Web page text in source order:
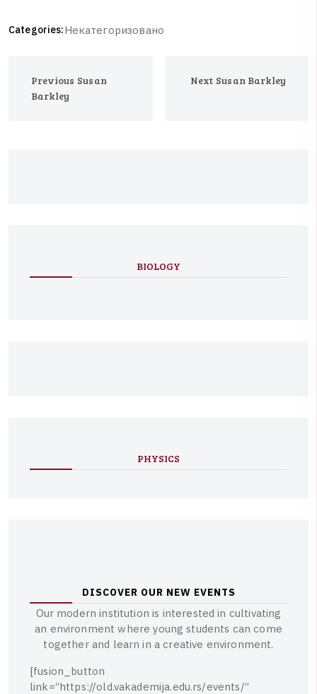
Categories:Некатегоризовано
Previous Susan
Barkley
Next Susan Barkley
BIOLOGY
PHYSICS
DISCOVER OUR NEW EVENTS
Our modern institution is interested in cultivating
an environment where young students can come
together and learn in a creative environment.
[fusion button
link=“https://old.vakademija.edu.rs/events/“